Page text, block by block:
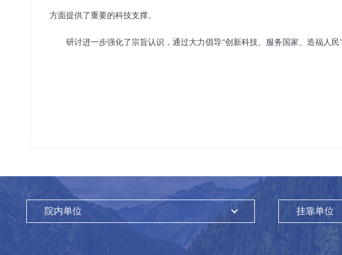
方面提供了重要的科技支撑。
研讨进一步强化了宗旨认识，通过大力倡导“创新科技、服务国家、造福人
院内单位 挂靠单位